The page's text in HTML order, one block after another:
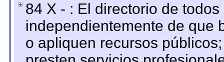
84 X - : El directorio de
independientemente de que
o apliquen recursos